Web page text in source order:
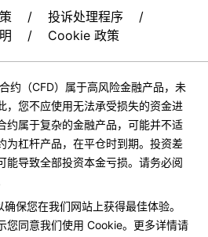
/ 投诉处理程序
/
/ Cookie 政策
约（CFD）属于高风险金融产品，未
，您不应使用无法承受损失的资金进
约属于复杂的金融产品，可能并不适
为杠杆产品，在平仓时到期。投资差
能导致全部投资本金亏损。请务必阅
保您在我们网站上获得最佳体验。
您同意我们使用 Cookie。更多详情请